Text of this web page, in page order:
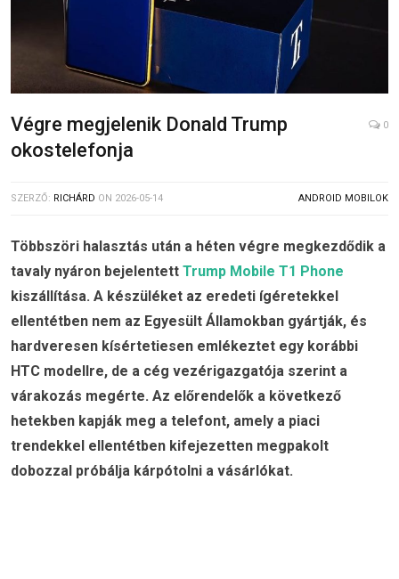
Végre megjelenik Donald Trump
okostelefonja
0
SZERZŐ: RICHÁRD ON 2026-05-14 ANDROID MOBILOK
Többszöri halasztás után a héten végre megkezdődik a
tavaly nyáron bejelentett Trump Mobile T1 Phone
kiszállítása. A készüléket az eredeti ígéretekkel
ellentétben nem az Egyesült Államokban gyártják, és
hardveresen kísértetiesen emlékeztet egy korábbi
HTC modellre, de a cég vezérigazgatója szerint a
várakozás megérte. Az előrendelők a következő
hetekben kapják meg a telefont, amely a piaci
trendekkel ellentétben kifejezetten megpakolt
dobozzal próbálja kárpótolni a vásárlókat.